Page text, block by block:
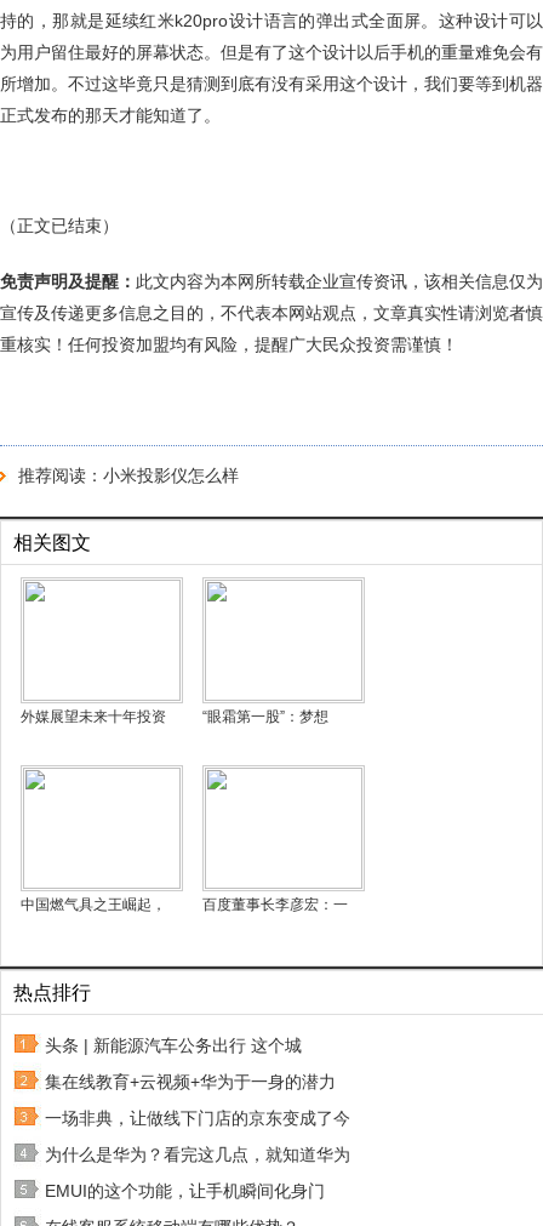
持的，那就是延续红米k20pro设计语言的弹出式全面屏。这种设计可以
为用户留住最好的屏幕状态。但是有了这个设计以后手机的重量难免会有
所增加。不过这毕竟只是猜测到底有没有采用这个设计，我们要等到机器
正式发布的那天才能知道了。
（正文已结束）
免责声明及提醒： 此文内容为本网所转载企业宣传资讯，该相关信息仅为
宣传及传递更多信息之目的，不代表本网站观点，文章真实性请浏览者慎
重核实！任何投资加盟均有风险，提醒广大民众投资需谨慎！
推荐阅读： 小米投影仪怎么样
相关图文
外媒展望未来十年投资 “眼霜第一股”：梦想
中国燃气具之王崛起， 百度董事长李彦宏：一
热点排行
头条 | 新能源汽车公务出行 这个城
集在线教育+云视频+华为于一身的潜力
一场非典，让做线下门店的京东变成了今
为什么是华为？看完这几点，就知道华为
EMUI的这个功能，让手机瞬间化身门